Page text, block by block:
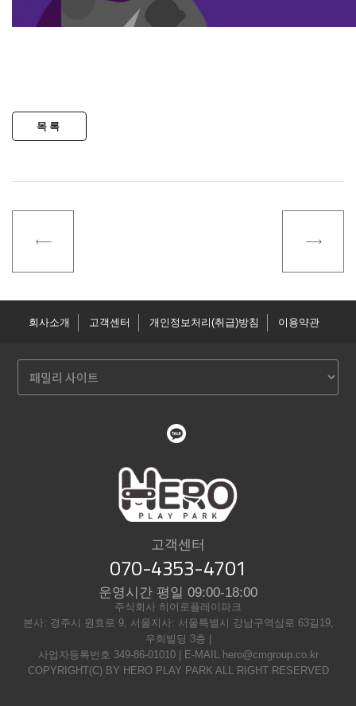
회사소개 고객센터 개인정보처리(취급)방침 이용약관
고객센터
070-4353-4701
운영시간 평일 09:00-18:00
주식회사 히어로플레이파크
본사: 경주시 원효로 9, 서울지사: 서울특별시 강남구역삼로 63길19,
우희빌딩 3층 |
사업자등록번호 349-86-01010 | E-MAIL hero@cmgroup.co.kr
COPYRIGHT(C) BY HERO PLAY PARK ALL RIGHT RESERVED